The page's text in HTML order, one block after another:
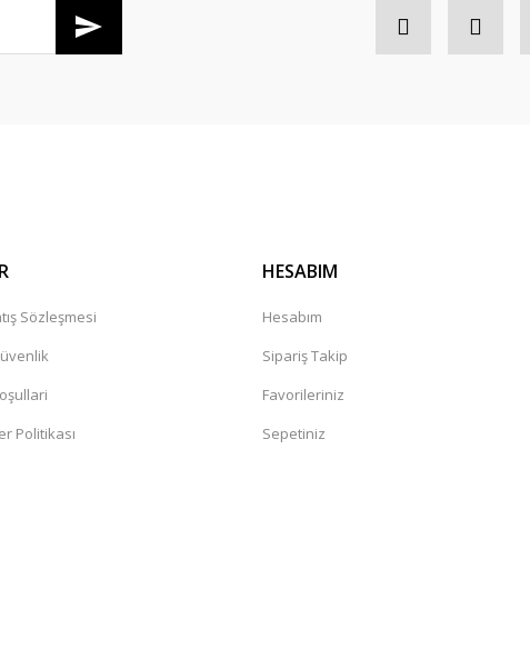
Sözleşmesi
Politikası
HESABIM
Hesabım
Sipariş Takip
Favorileriniz
Sepetiniz